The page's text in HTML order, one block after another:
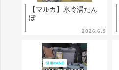
2026.6.9
【マルカ】氷冷湯たん
ぽ